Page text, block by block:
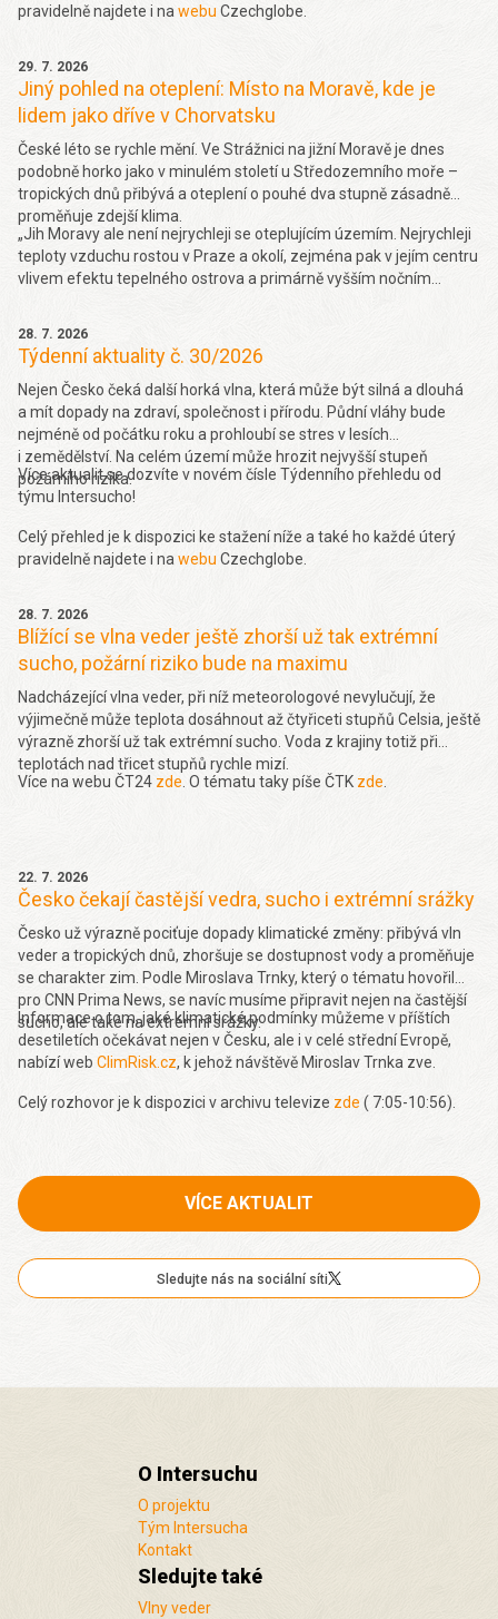
pravidelně najdete i na webu Czechglobe.
29. 7. 2026
Jiný pohled na oteplení: Místo na Moravě, kde je
lidem jako dříve v Chorvatsku
České léto se rychle mění. Ve Strážnici na jižní Moravě je dnes
podobně horko jako v minulém století u Středozemního moře –
tropických dnů přibývá a oteplení o pouhé dva stupně zásadně
proměňuje zdejší klima.
„Jih Moravy ale není nejrychleji se oteplujícím územím. Nejrychleji
teploty vzduchu rostou v Praze a okolí, zejména pak v jejím centru
vlivem efektu tepelného ostrova a primárně vyšším nočním
období 1961-2019), a naopak nad 900 metrů je trend růstu nižší
(0,27 °C za 10 let v období 1961-2019),“ řekl k tomu Seznam
Zprávám Pavel Zahradníček. Více se dočtetezde.
28. 7. 2026
Týdenní aktuality č. 30/2026
Nejen Česko čeká další horká vlna, která může být silná a dlouhá
a mít dopady na zdraví, společnost i přírodu. Půdní vláhy bude
nejméně od počátku roku a prohloubí se stres v lesích
i zemědělství. Na celém území může hrozit nejvyšší stupeň
požárního rizika.
Více aktualit se dozvíte v novém čísle Týdenního přehledu od
týmu Intersucho!
Celý přehled je k dispozici ke stažení níže a také ho každé úterý
pravidelně najdete i na webu Czechglobe.
28. 7. 2026
Blížící se vlna veder ještě zhorší už tak extrémní
sucho, požární riziko bude na maximu
Nadcházející vlna veder, při níž meteorologové nevylučují, že
výjimečně může teplota dosáhnout až čtyřiceti stupňů Celsia, ještě
výrazně zhorší už tak extrémní sucho. Voda z krajiny totiž při
teplotách nad třicet stupňů rychle mizí.
Více na webu ČT24 zde . O tématu taky píše ČTK zde
22. 7. 2026
Česko čekají častější vedra, sucho i extrémní srážky
Česko už výrazně pociťuje dopady klimatické změny: přibývá vln
veder a tropických dnů, zhoršuje se dostupnost vody a proměňuje
se charakter zim. Podle Miroslava Trnky, který o tématu hovořil
pro CNN Prima News, se navíc musíme připravit nejen na častější
sucho, ale také na extrémní srážky.
Informace o tom, jaké klimatické podmínky můžeme v příštích
desetiletích očekávat nejen v Česku, ale i v celé střední Evropě,
nabízí web ClimRisk.cz, k jehož návštěvě Miroslav Trnka zve.
Celý rozhovor je k dispozici v archivu televize zde ( 7:05-10:56).
VÍCE AKTUALIT
Sledujte nás na sociální síti
O Intersuchu
O projektu
Tým Intersucha
Kontakt
Sledujte také
Vlny veder